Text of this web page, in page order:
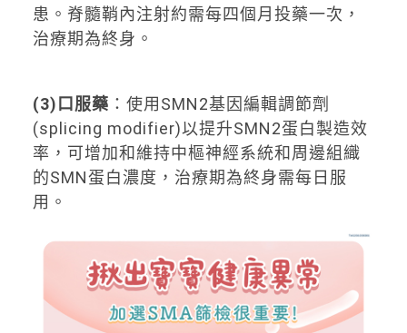
患。脊髓鞘內注射約需每四個月投藥一次，
治療期為終身。
(3) 口服藥 ：使用SMN2基因編輯調節劑
(splicing modifier)以提升SMN2蛋白製造效
率，可增加和維持中樞神經系統和周邊組織
的SMN蛋白濃度，治療期為終身需每日服
用。